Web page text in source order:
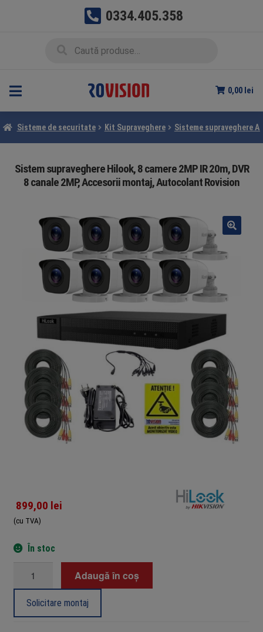
0334.405.358
0,00 lei
Sisteme de securitate Kit Supraveghere Sisteme supraveghere
Sistem supraveghere Hilook, 8 camere 2MP IR 20m, DVR
8 canale 2MP, Accesorii montaj, Autocolant Rovision
899,00 lei
(cu TVA)
În stoc
supraveghere
Adaugă în coș
Solicitare montaj